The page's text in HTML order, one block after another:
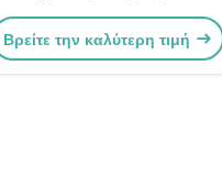
κινητήρα kubota 1G790-21053
Βρείτε την καλύτερη τιμή